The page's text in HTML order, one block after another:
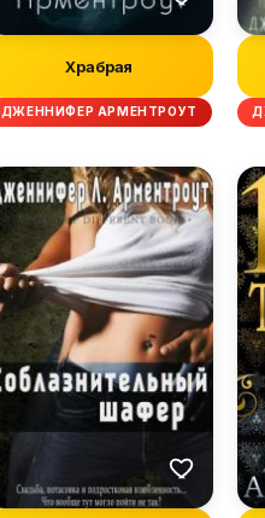
Храбрая
ДЖЕННИФЕР АРМЕНТРОУТ